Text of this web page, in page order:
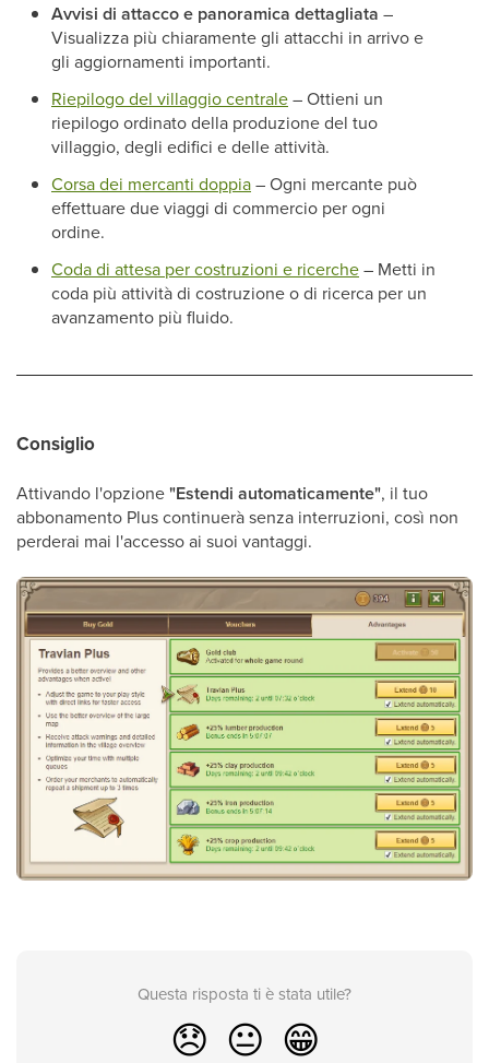
Avvisi di attacco e panoramica dettagliata –
Visualizza più chiaramente gli attacchi in arrivo e
gli aggiornamenti importanti.
Riepilogo del villaggio centrale– Ottieni un
riepilogo ordinato della produzione del tuo
villaggio, degli edifici e delle attività.
Corsa dei mercanti doppia– Ogni mercante può
effettuare due viaggi di commercio per ogni
ordine.
Coda di attesa per costruzioni e ricerche– Metti in
coda più attività di costruzione o di ricerca per un
avanzamento più fluido.
Consiglio
Attivando l'opzione"Estendi automaticamente", il tuo
abbonamento Plus continuerà senza interruzioni, così non
perderai mai l'accesso ai suoi vantaggi.
Questa risposta ti è stata utile?
😞 😐 😁